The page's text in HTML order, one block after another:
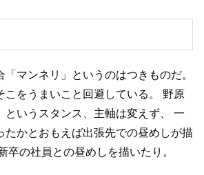
「マンネリ」というのはつきものだ。
をうまいこと回避している。
野原
いうスタンス、主軸は変えず、
一
たかとおもえば出張先での昼めしが描
卒の社員との昼めしを描いたり。